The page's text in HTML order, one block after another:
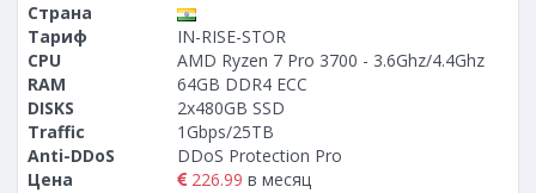
Страна
Тариф
IN-RISE-STOR
CPU
AMD Ryzen 7 Pro 3700 - 3.6Ghz/4.4Ghz
RAM
64GB DDR4 ECC
DISKS
2x480GB SSD
Traffic
1Gbps/25TB
Anti-DDoS
DDoS Protection Pro
Цена
226.99 в месяц